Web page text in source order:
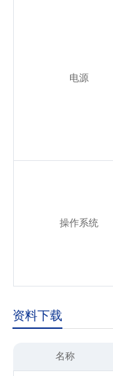
电源
操作系统
资料下载
名称